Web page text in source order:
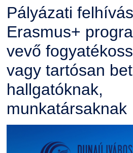
Pályázati
Erasmus+
vevő
vagy tartósan
hallgatóknak,
munkatársaknak